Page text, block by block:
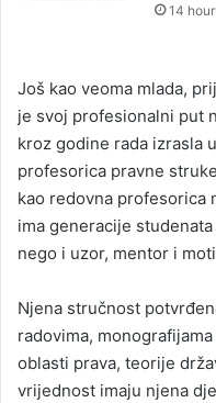
14
Još kao veoma mlada,
je svoj profesionalni put
kroz godine rada izrasla
profesorica pravne
kao redovna profesorica
ima generacije
nego i uzor, mentor i
Njena stručnost
radovima,
oblasti prava, teorije
vrijednost imaju njena